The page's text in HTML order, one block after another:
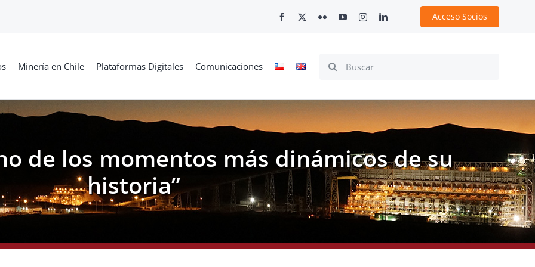
Acceso Socios
Minería en Chile Plataformas Digitales Comunicaciones
Search
de los momentos más dinámicos de su
historia”